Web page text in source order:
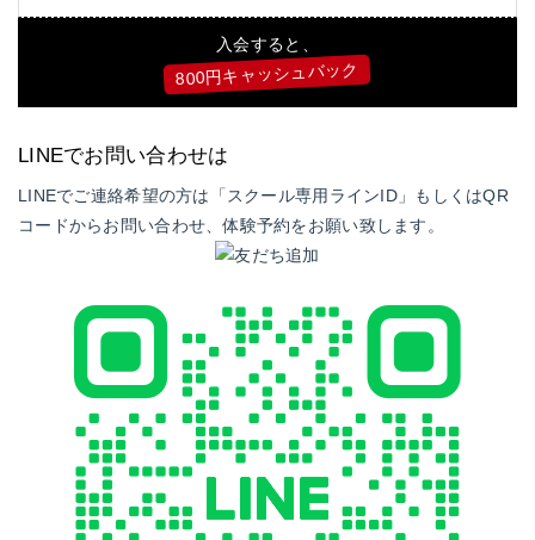
入会すると、
800円キャッシュバック
LINEでお問い合わせは
LINEでご連絡希望の方は「スクール専用ラインID」もしくはQR
コードからお問い合わせ、体験予約をお願い致します。